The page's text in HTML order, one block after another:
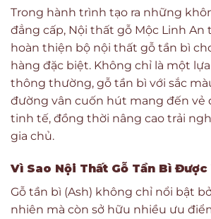
Trong hành trình tạo ra những
đẳng cấp, Nội thất gỗ Mộc Linh An
hoàn thiện bộ nội thất gỗ tần bì
hàng đặc biệt. Không chỉ là một
thông thường, gỗ tần bì với sắc
đường vân cuốn hút mang đến vẻ
tinh tế, đồng thời nâng cao trải
gia chủ.
Vì Sao Nội Thất Gỗ Tần Bì Được
Gỗ tần bì (Ash) không chỉ nổi bật
nhiên mà còn sở hữu nhiều ưu